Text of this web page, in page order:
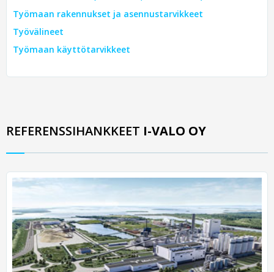
Työmaan rakennukset ja asennustarvikkeet
Työvälineet
Työmaan käyttötarvikkeet
REFERENSSIHANKKEET I-VALO OY